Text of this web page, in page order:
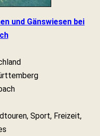
und Gänswiesen bei
Sport, Freizeit,